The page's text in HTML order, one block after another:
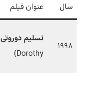
سال عنوان فیلم
۱۹۹۸
تسلیم دوروتی
Dorothy)